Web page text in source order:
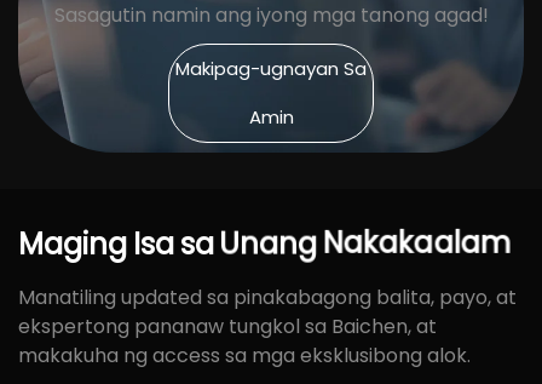
Sasagutin namin ang iyong mga tanong agad!
Makipag-ugnayan Sa
Amin
Maging IsasaUnangNakakaalam
Manatiling updated sa pinakabagong balita, payo, at
ekspertong pananaw tungkol sa Baichen, at
makakuha ng access sa mga eksklusibong alok.